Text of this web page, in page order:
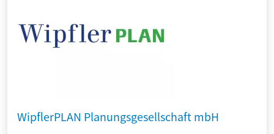
WipflerPLAN Planungsgesellschaft mbH